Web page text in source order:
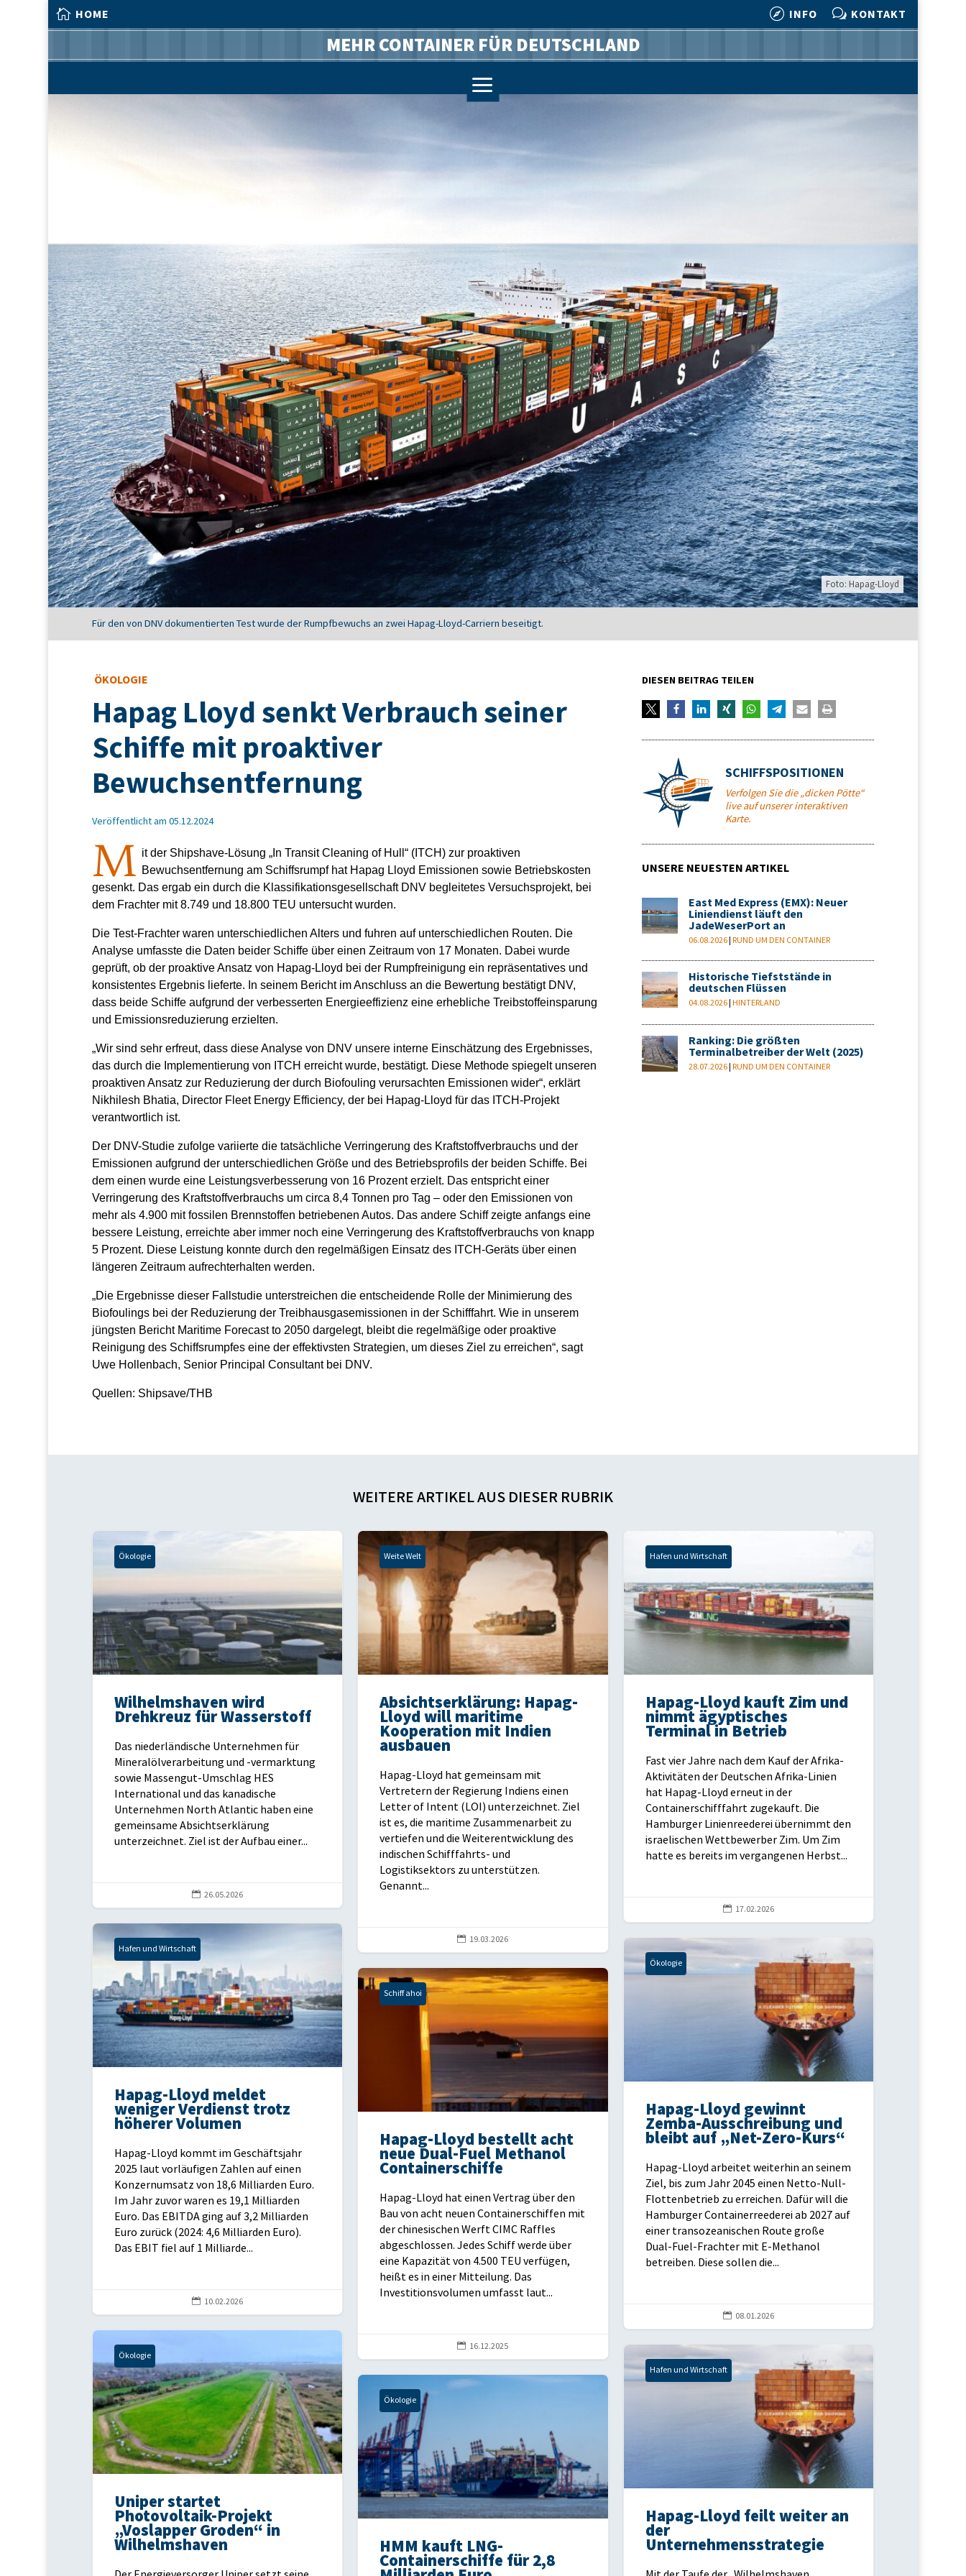
 HOME  INFO w KONTAKT
MEHR CONTAINER FÜR DEUTSCHLAND
a
Foto: Hapag-Lloyd
Für den von DNV dokumentierten Test wurde der Rumpfbewuchs an zwei Hapag-Lloyd-Carriern beseitigt.
ÖKOLOGIE
Hapag Lloyd senkt Verbrauch seiner
Schiffe mit proaktiver
Bewuchsentfernung
Veröffentlicht am 05.12.2024
M it der Shipshave-Lösung „In Transit Cleaning of Hull“ (ITCH) zur proaktiven
Bewuchsentfernung am Schiffsrumpf hat Hapag Lloyd Emissionen sowie Betriebskosten
gesenkt. Das ergab ein durch die Klassifikationsgesellschaft DNV begleitetes Versuchsprojekt, bei
dem Frachter mit 8.749 und 18.800 TEU untersucht wurden.
Die Test-Frachter waren unterschiedlichen Alters und fuhren auf unterschiedlichen Routen. Die
Analyse umfasste die Daten beider Schiffe über einen Zeitraum von 17 Monaten. Dabei wurde
geprüft, ob der proaktive Ansatz von Hapag-Lloyd bei der Rumpfreinigung ein repräsentatives und
konsistentes Ergebnis lieferte. In seinem Bericht im Anschluss an die Bewertung bestätigt DNV,
dass beide Schiffe aufgrund der verbesserten Energieeffizienz eine erhebliche Treibstoffeinsparung
und Emissionsreduzierung erzielten.
„Wir sind sehr erfreut, dass diese Analyse von DNV unsere interne Einschätzung des Ergebnisses,
das durch die Implementierung von ITCH erreicht wurde, bestätigt. Diese Methode spiegelt unseren
proaktiven Ansatz zur Reduzierung der durch Biofouling verursachten Emissionen wider“, erklärt
Nikhilesh Bhatia, Director Fleet Energy Efficiency, der bei Hapag-Lloyd für das ITCH-Projekt
verantwortlich ist.
Der DNV-Studie zufolge variierte die tatsächliche Verringerung des Kraftstoffverbrauchs und der
Emissionen aufgrund der unterschiedlichen Größe und des Betriebsprofils der beiden Schiffe. Bei
dem einen wurde eine Leistungsverbesserung von 16 Prozent erzielt. Das entspricht einer
Verringerung des Kraftstoffverbrauchs um circa 8,4 Tonnen pro Tag – oder den Emissionen von
mehr als 4.900 mit fossilen Brennstoffen betriebenen Autos. Das andere Schiff zeigte anfangs eine
bessere Leistung, erreichte aber immer noch eine Verringerung des Kraftstoffverbrauchs von knapp
5 Prozent. Diese Leistung konnte durch den regelmäßigen Einsatz des ITCH-Geräts über einen
längeren Zeitraum aufrechterhalten werden.
„Die Ergebnisse dieser Fallstudie unterstreichen die entscheidende Rolle der Minimierung des
Biofoulings bei der Reduzierung der Treibhausgasemissionen in der Schifffahrt. Wie in unserem
jüngsten Bericht Maritime Forecast to 2050 dargelegt, bleibt die regelmäßige oder proaktive
Reinigung des Schiffsrumpfes eine der effektivsten Strategien, um dieses Ziel zu erreichen“, sagt
Uwe Hollenbach, Senior Principal Consultant bei DNV.
Quellen: Shipsave/THB
DIESEN BEITRAG TEILEN
SCHIFFSPOSITIONEN
Verfolgen Sie die „dicken Pötte“
live auf unserer interaktiven
Karte.
UNSERE NEUESTEN ARTIKEL
East Med Express (EMX): Neuer
Liniendienst läuft den
JadeWeserPort an
06.08.2026 |RUND UM DEN CONTAINER
Historische Tiefststände in
deutschen Flüssen
04.08.2026 |HINTERLAND
Ranking: Die größten
Terminalbetreiber der Welt (2025)
28.07.2026 |RUND UM DEN CONTAINER
WEITERE ARTIKEL AUS DIESER RUBRIK
Ökologie
Wilhelmshaven wird
Drehkreuz für Wasserstoff
Das niederländische Unternehmen für
Mineralölverarbeitung und -vermarktung
sowie Massengut-Umschlag HES
International und das kanadische
Unternehmen North Atlantic haben eine
gemeinsame Absichtserklärung
unterzeichnet. Ziel ist der Aufbau einer...
 26.05.2026
Weite Welt
Absichtserklärung: Hapag-
Lloyd will maritime
Kooperation mit Indien
ausbauen
Hapag-Lloyd hat gemeinsam mit
Vertretern der Regierung Indiens einen
Letter of Intent (LOI) unterzeichnet. Ziel
ist es, die maritime Zusammenarbeit zu
vertiefen und die Weiterentwicklung des
indischen Schifffahrts- und
Logistiksektors zu unterstützen.
Genannt...
 19.03.2026
Hafen und Wirtschaft
Hapag-Lloyd kauft Zim und
nimmt ägyptisches
Terminal in Betrieb
Fast vier Jahre nach dem Kauf der Afrika-
Aktivitäten der Deutschen Afrika-Linien
hat Hapag-Lloyd erneut in der
Containerschifffahrt zugekauft. Die
Hamburger Linienreederei übernimmt den
israelischen Wettbewerber Zim. Um Zim
hatte es bereits im vergangenen Herbst...
 17.02.2026
Hafen und Wirtschaft
Hapag-Lloyd meldet
weniger Verdienst trotz
höherer Volumen
Hapag-Lloyd kommt im Geschäftsjahr
2025 laut vorläufigen Zahlen auf einen
Konzernumsatz von 18,6 Milliarden Euro.
Im Jahr zuvor waren es 19,1 Milliarden
Euro. Das EBITDA ging auf 3,2 Milliarden
Euro zurück (2024: 4,6 Milliarden Euro).
Das EBIT fiel auf 1 Milliarde...
 10.02.2026
Ökologie
Hapag-Lloyd gewinnt
Zemba-Ausschreibung und
bleibt auf „Net-Zero-Kurs“
Hapag-Lloyd arbeitet weiterhin an seinem
Ziel, bis zum Jahr 2045 einen Netto-Null-
Flottenbetrieb zu erreichen. Dafür will die
Hamburger Containerreederei ab 2027 auf
einer transozeanischen Route große
Dual-Fuel-Frachter mit E-Methanol
betreiben. Diese sollen die...
 08.01.2026
Schiff ahoi
Hapag-Lloyd bestellt acht
neue Dual-Fuel Methanol
Containerschiffe
Hapag-Lloyd hat einen Vertrag über den
Bau von acht neuen Containerschiffen mit
der chinesischen Werft CIMC Raffles
abgeschlossen. Jedes Schiff werde über
eine Kapazität von 4.500 TEU verfügen,
heißt es in einer Mitteilung. Das
Investitionsvolumen umfasst laut...
 16.12.2025
Ökologie
Uniper startet
Photovoltaik-Projekt
„Voslapper Groden“ in
Wilhelmshaven
Hafen und Wirtschaft
Hapag-Lloyd feilt weiter an
der
Unternehmensstrategie
Ökologie
HMM kauft LNG-
Containerschiffe für 2,8